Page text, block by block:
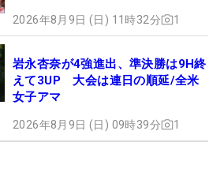
2026年8月9日 (日) 11時32分 1
岩永杏奈が4強進出、準決勝は9H終
えて3UP 大会は連日の順延/全米
女子アマ
2026年8月9日 (日) 09時39分 1